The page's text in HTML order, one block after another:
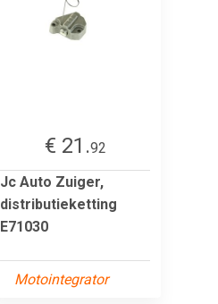
€ 21.92
Jc Auto Zuiger,
distributieketting
E71030
Motointegrator